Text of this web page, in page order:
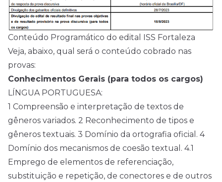
Conteúdo Programático do edital ISS Fortaleza
Veja, abaixo, qual será o conteúdo cobrado nas
provas:
Conhecimentos Gerais (para todos os cargos)
LÍNGUA PORTUGUESA:
1 Compreensão e interpretação de textos de
gêneros variados. 2 Reconhecimento de tipos e
gêneros textuais. 3 Domínio da ortografia oficial. 4
Domínio dos mecanismos de coesão textual. 4.1
Emprego de elementos de referenciação,
substituição e repetição, de conectores e de outros